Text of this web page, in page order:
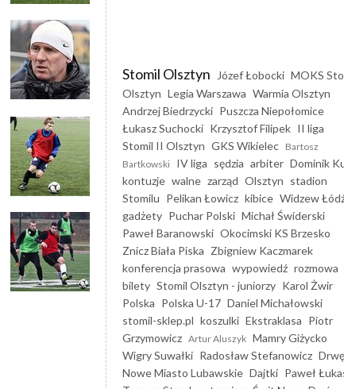
Stomil Olsztyn Józef Łobocki MOKS
Olsztyn Legia Warszawa Warmia Olsztyn
Andrzej Biedrzycki Puszcza Niepołomice
Łukasz Suchocki Krzysztof Filipek II liga
Stomil II Olsztyn GKS Wikielec Bartosz
Bartkowski IV liga sędzia arbiter Dominik
kontuzje walne zarząd Olsztyn stadion
Stomilu Pelikan Łowicz kibice Widzew
gadżety Puchar Polski Michał Świderski
Paweł Baranowski Okocimski KS Brzesko
Znicz Biała Piska Zbigniew Kaczmarek
konferencja prasowa wypowiedź rozmowa
bilety Stomil Olsztyn - juniorzy Karol Żwir
Polska Polska U-17 Daniel Michałowski
stomil-sklep.pl koszulki Ekstraklasa Piotr
Grzymowicz Artur Aluszyk Mamry Giżycko
Wigry Suwałki Radosław Stefanowicz
Nowe Miasto Lubawskie Dajtki Paweł